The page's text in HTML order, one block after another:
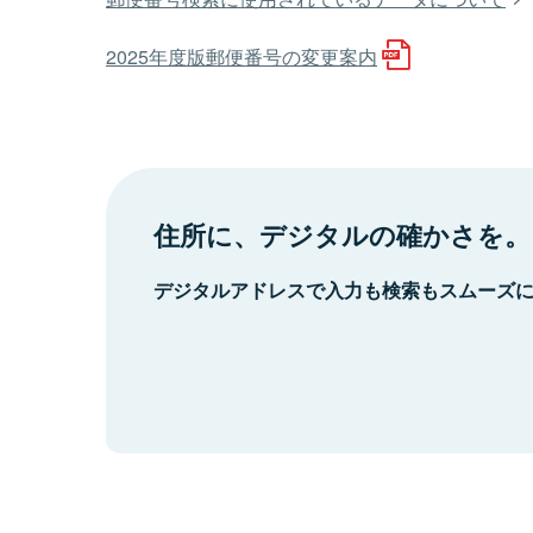
2025年度版郵便番号の変更案内
住所に、デジタルの確かさを。
デジタルアドレスで入力も検索もスムーズ